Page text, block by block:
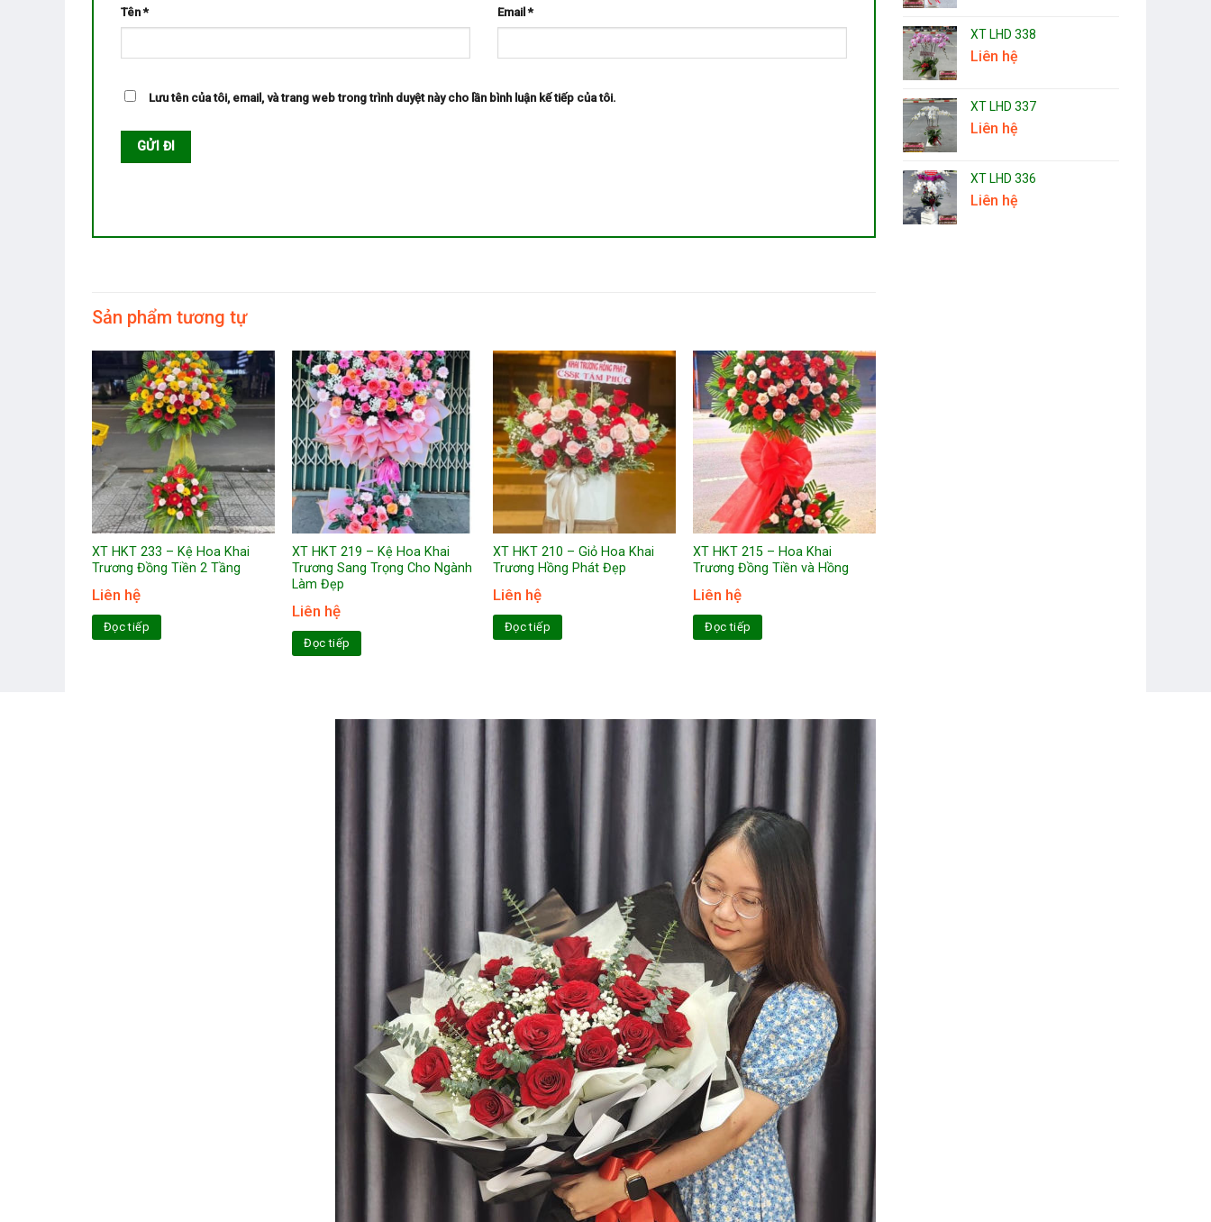
XT LHD 338
Liên hệ
XT LHD 337
Liên hệ
XT LHD 336
Liên hệ
Tên* Email*
Lưu tên của tôi, email, và trang web trong trình duyệt này cho lần bình luận kế tiếp của tôi.
Sản phẩm tương tự
XT HKT 233 – Kệ Hoa Khai
Trương Đồng Tiền 2 Tầng
Liên hệ
Đọc tiếp
XT HKT 219 – Kệ Hoa Khai
Trương Sang Trọng Cho Ngành
Làm Đẹp
Liên hệ
Đọc tiếp
XT HKT 210 – Giỏ Hoa Khai
Trương Hồng Phát Đẹp
Liên hệ
Đọc tiếp
XT HKT 215 – Hoa Khai
Trương Đồng Tiền và Hồng
Liên hệ
Đọc tiếp